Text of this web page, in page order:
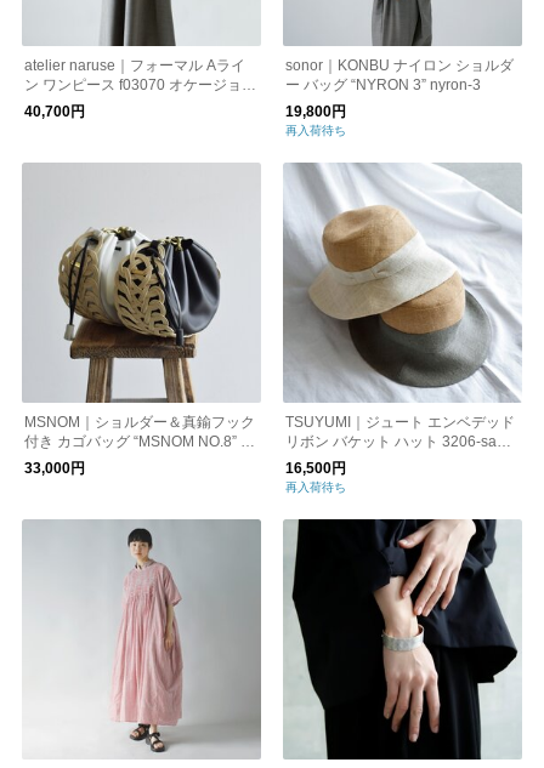
atelier naruse｜フォーマル Aライ
ン ワンピース f03070 オケージョン
卒業式 入学式
40,700円
sonor｜KONBU ナイロン ショルダ
ー バッグ “NYRON 3” nyron-3
19,800円
再入荷待ち
MSNOM｜ショルダー＆真鍮フック
付き カゴバッグ “MSNOM NO.8” m
snom-no8 和装
33,000円
TSUYUMI｜ジュート エンベデッド
リボン バケット ハット 3206-same
1
16,500円
再入荷待ち